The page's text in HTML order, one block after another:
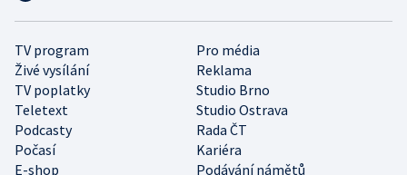
TV program
Pro média
Živé vysílání
Reklama
TV poplatky
Studio Brno
Teletext
Studio Ostrava
Podcasty
Rada ČT
Počasí
Kariéra
E-shop
Podávání námětů